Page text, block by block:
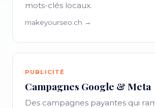
mots-clés locaux.
makeyourseo.ch →
PUBLICITÉ
Campagnes Google & Meta
Des campagnes payantes qui